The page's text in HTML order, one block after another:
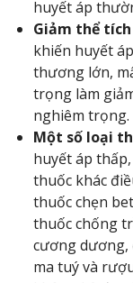
huyết áp
Giảm thể
khiến huyết
thương lớn,
trọng làm
nghiêm trọng.
Một số loại
huyết áp
thuốc khác
thuốc chẹn
thuốc chống
cương dương,
ma tuý và